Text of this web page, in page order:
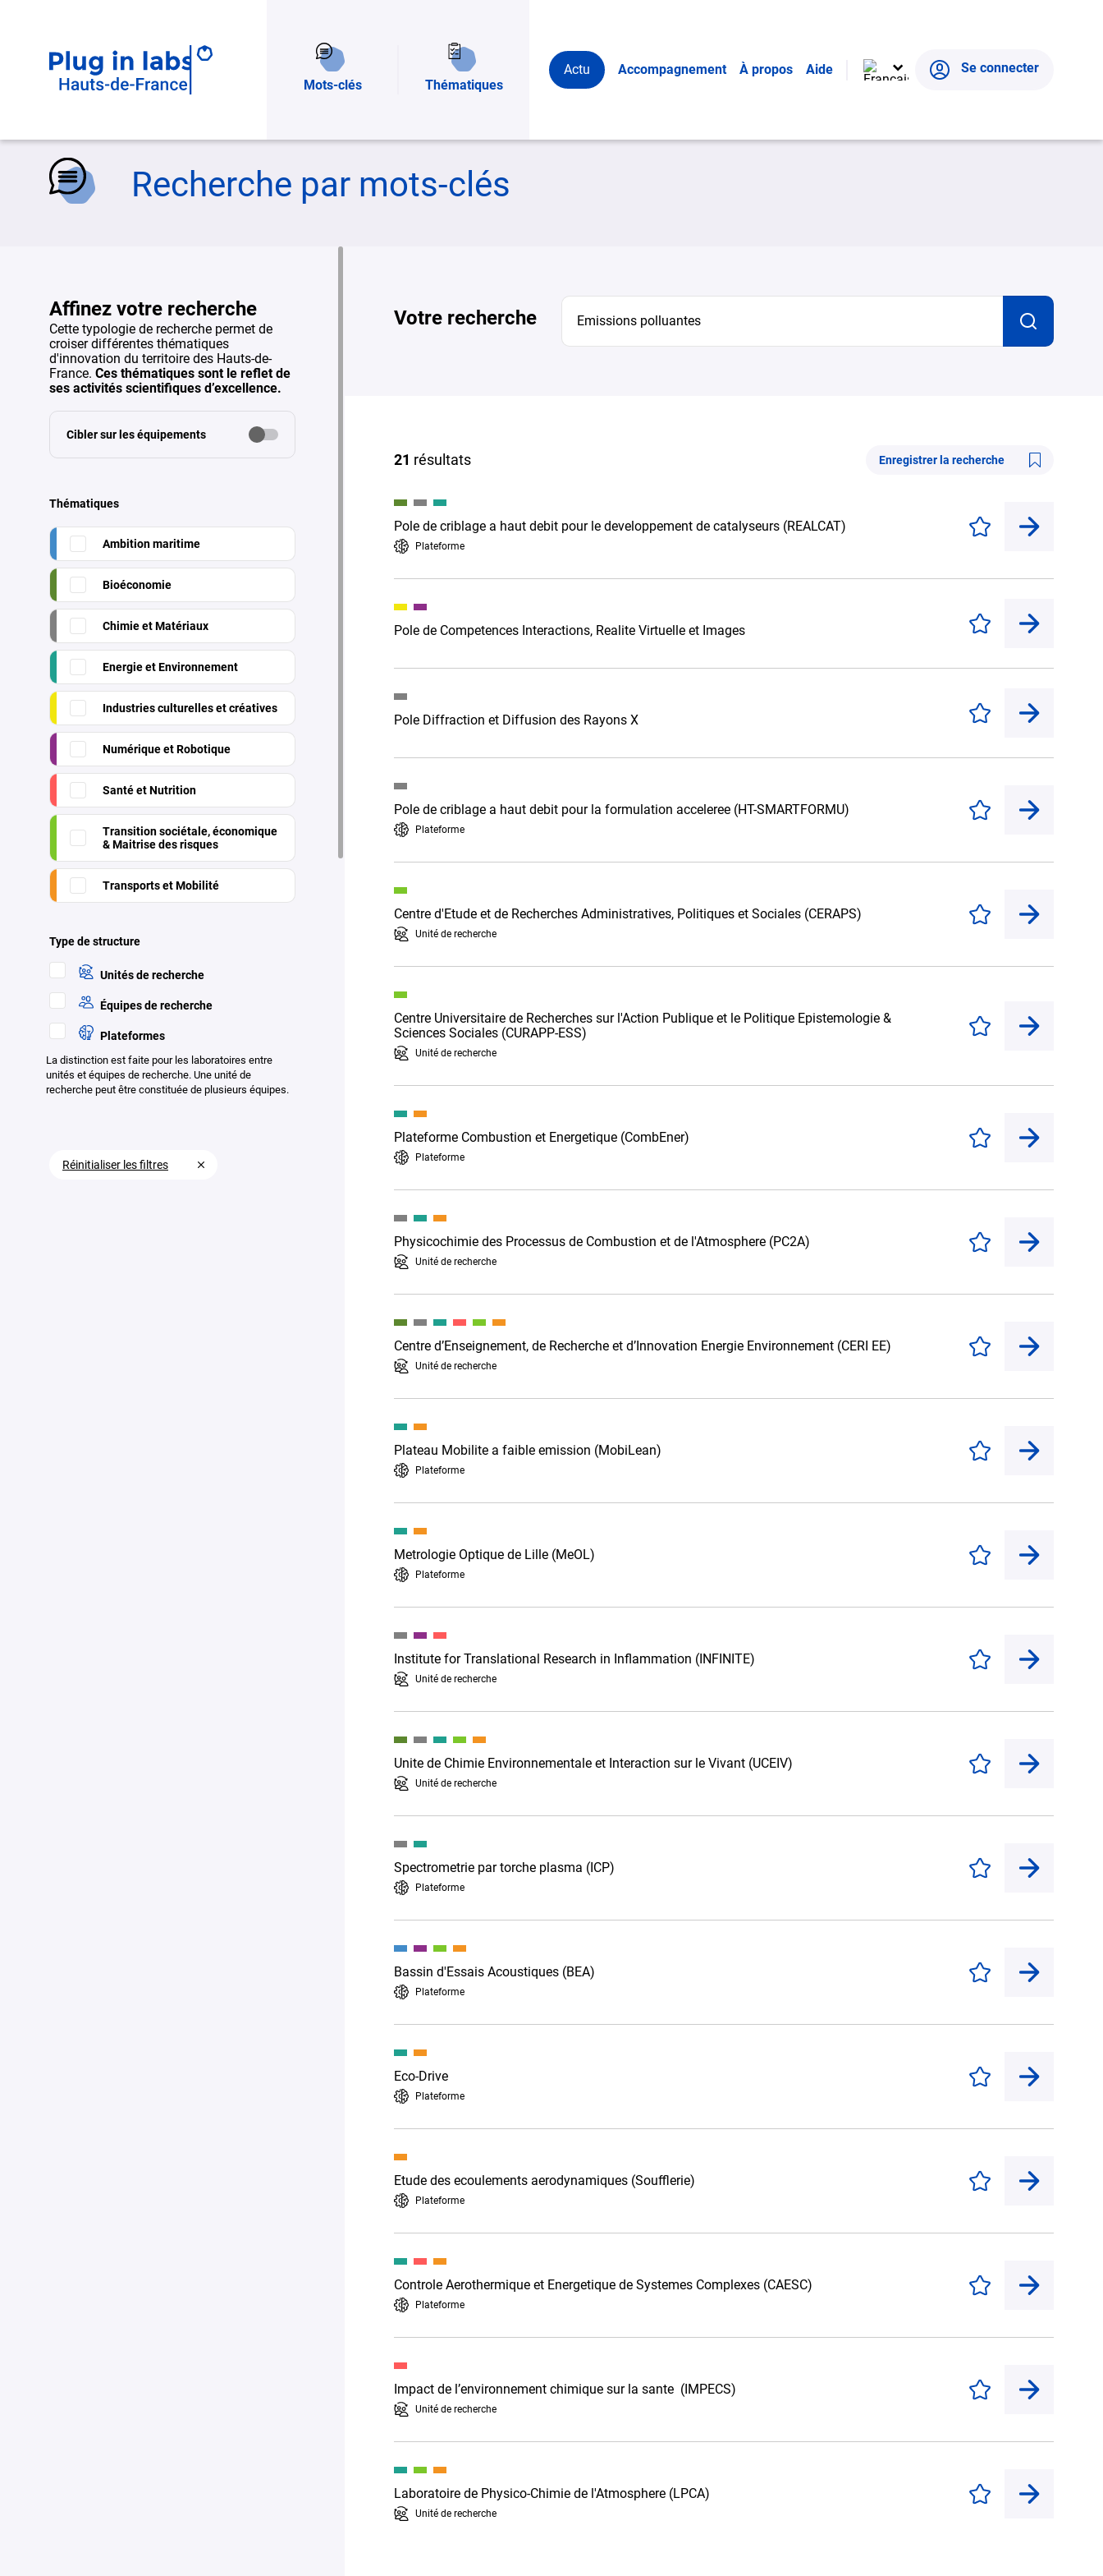
Mots-clés Thématiques
Actu Accompagnement À propos Aide Se connecter
Recherche par mots-clés
Affinez votre recherche
Cette typologie de recherche permet de
croiser différentes thématiques
d'innovation du territoire des Hauts-de-
France. Ces thématiques sont le reflet de
ses activités scientifiques d’excellence.
Cibler sur les équipements
Thématiques
Ambition maritime
Bioéconomie
Chimie et Matériaux
Energie et Environnement
Industries culturelles et créatives
Numérique et Robotique
Santé et Nutrition
Transition sociétale, économique
& Maitrise des risques
Transports et Mobilité
Type de structure
Unités de recherche
Équipes de recherche
Plateformes
La distinction est faite pour les laboratoires entre
unités et équipes de recherche. Une unité de
recherche peut être constituée de plusieurs équipes.
Réinitialiser les filtres
Votre recherche
21 résultats Enregistrer la recherche
Pole de criblage a haut debit pour le developpement de catalyseurs (REALCAT)
Plateforme
Enregistrer
Pole de Competences Interactions, Realite Virtuelle et Images Enregistrer
Pole Diffraction et Diffusion des Rayons X Enregistrer
Pole de criblage a haut debit pour la formulation acceleree (HT-SMARTFORMU)
Plateforme
Enregistrer
Centre d'Etude et de Recherches Administratives, Politiques et Sociales (CERAPS)
Unité de recherche
Enregistrer
Centre Universitaire de Recherches sur l'Action Publique et le Politique Epistemologie &
Sciences Sociales (CURAPP-ESS)
Unité de recherche
Enregistrer
Plateforme Combustion et Energetique (CombEner)
Plateforme
Enregistrer
Physicochimie des Processus de Combustion et de l'Atmosphere (PC2A)
Unité de recherche
Enregistrer
Centre d’Enseignement, de Recherche et d’Innovation Energie Environnement (CERI EE)
Unité de recherche
Enregistrer
Plateau Mobilite a faible emission (MobiLean)
Plateforme
Enregistrer
Metrologie Optique de Lille (MeOL)
Plateforme
Enregistrer
Institute for Translational Research in Inflammation (INFINITE)
Unité de recherche
Enregistrer
Unite de Chimie Environnementale et Interaction sur le Vivant (UCEIV)
Unité de recherche
Enregistrer
Spectrometrie par torche plasma (ICP)
Plateforme
Enregistrer
Bassin d'Essais Acoustiques (BEA)
Plateforme
Enregistrer
Eco-Drive
Plateforme
Enregistrer
Etude des ecoulements aerodynamiques (Soufflerie)
Plateforme
Enregistrer
Controle Aerothermique et Energetique de Systemes Complexes (CAESC)
Plateforme
Enregistrer
Impact de l’environnement chimique sur la sante (IMPECS)
Unité de recherche
Enregistrer
Laboratoire de Physico-Chimie de l'Atmosphere (LPCA)
Unité de recherche
Enregistrer